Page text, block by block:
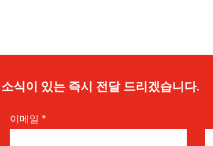
식이 있는 즉시 전달 드리겠습니다.
이메일 *